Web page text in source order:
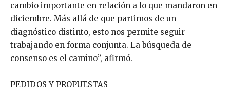
cambio importante en relación a lo que mandaron en
diciembre. Más allá de que partimos de un
diagnóstico distinto, esto nos permite seguir
trabajando en forma conjunta. La búsqueda de
consenso es el camino”, afirmó.
PEDIDOS Y PROPUESTAS